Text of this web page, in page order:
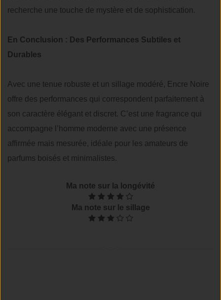
recherche une touche de mystère et de sophistication.
En Conclusion : Des Performances Subtiles et
Durables
Avec une tenue robuste et un sillage modéré, Encre Noire
offre des performances qui correspondent parfaitement à
son caractère élégant et discret. C’est une fragrance qui
accompagne l’homme moderne avec une présence
affirmée mais mesurée, idéale pour les amateurs de
parfums boisés et minimalistes.
Ma note sur la longévité
Ma note sur le sillage